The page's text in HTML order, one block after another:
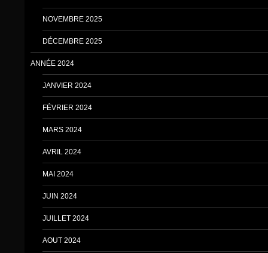
NOVEMBRE 2025
DÉCEMBRE 2025
ANNÉE 2024
JANVIER 2024
FÉVRIER 2024
MARS 2024
AVRIL 2024
MAI 2024
JUIN 2024
JUILLET 2024
AOUT 2024